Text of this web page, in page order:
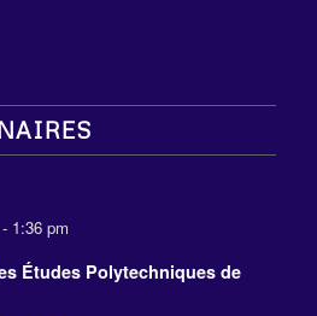
1:36 pm
Études Polytechniques de